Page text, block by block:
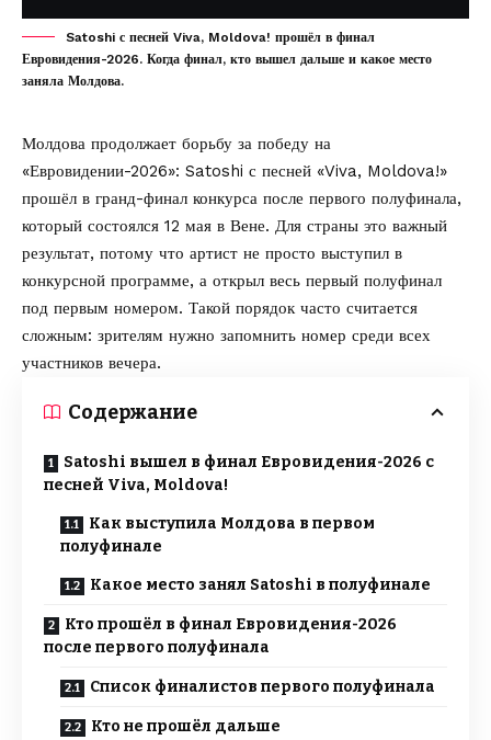
Satoshi с песней Viva, Moldova! прошёл в финал
Евровидения-2026. Когда финал, кто вышел дальше и какое место
заняла Молдова.
Молдова продолжает борьбу за победу на
«Евровидении-2026»: Satoshi с песней «Viva, Moldova!»
прошёл в гранд-финал конкурса после первого полуфинала,
который состоялся 12 мая в Вене. Для страны это важный
результат, потому что артист не просто выступил в
конкурсной программе, а открыл весь первый полуфинал
под первым номером. Такой порядок часто считается
сложным: зрителям нужно запомнить номер среди всех
участников вечера.
Содержание
Satoshi вышел в финал Евровидения-2026 с
песней Viva, Moldova!
Как выступила Молдова в первом
полуфинале
Какое место занял Satoshi в полуфинале
Кто прошёл в финал Евровидения-2026
после первого полуфинала
Список финалистов первого полуфинала
Кто не прошёл дальше